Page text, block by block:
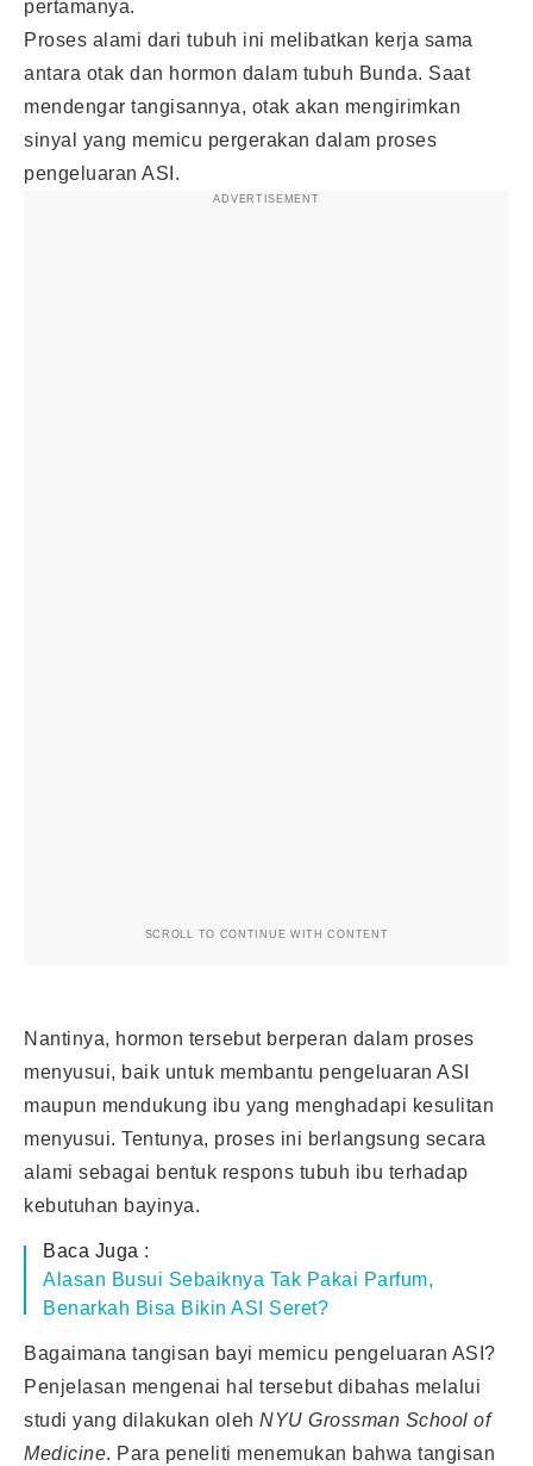
pertamanya.
Proses alami dari tubuh ini melibatkan kerja sama
antara otak dan hormon dalam tubuh Bunda. Saat
mendengar tangisannya, otak akan mengirimkan
sinyal yang memicu pergerakan dalam proses
pengeluaran ASI.
ADVERTISEMENT
SCROLL TO CONTINUE WITH CONTENT
Nantinya, hormon tersebut berperan dalam proses
menyusui, baik untuk membantu pengeluaran ASI
maupun mendukung ibu yang menghadapi kesulitan
menyusui. Tentunya, proses ini berlangsung secara
alami sebagai bentuk respons tubuh ibu terhadap
kebutuhan bayinya.
Baca Juga :
Alasan Busui Sebaiknya Tak Pakai Parfum,
Benarkah Bisa Bikin ASI Seret?
Bagaimana tangisan bayi memicu pengeluaran ASI?
Penjelasan mengenai hal tersebut dibahas melalui
studi yang dilakukan oleh NYU Grossman School of
Medicine. Para peneliti menemukan bahwa tangisan